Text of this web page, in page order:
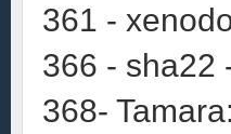
361 -
366 - sha22
368-